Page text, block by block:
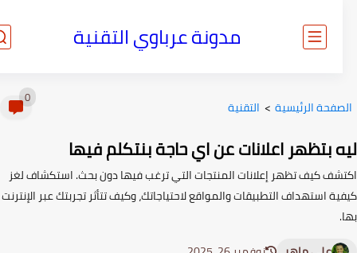
مدونة عرباوي التقنية
الرئيسية> التقنية
بتظهر اعلانات عن اي حاجة بنتكلم فيها
كيف تظهر إعلانات المنتجات التي ترغب فيها دون بحث. استكشاف لغز
استهداف التطبيقات والمواقع لاحتياجاتك، وكيف تتأثر تجربتك عبر الإنترنت